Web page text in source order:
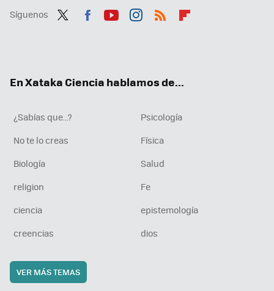
Síguenos
En Xataka Ciencia hablamos de...
¿Sabías que...?
Psicología
No te lo creas
Física
Biología
Salud
religion
Fe
ciencia
epistemología
creencias
dios
VER MÁS TEMAS